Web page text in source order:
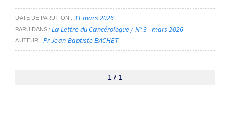
Du
DATE DE PARUTION 31 mars 2026
PARU DANS La Lettre du Cancérologue / N° 3 - mars 2026
AUTEUR Pr Jean-Baptiste BACHET
1 / 1